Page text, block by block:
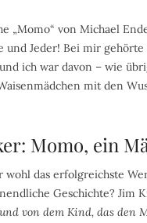
„Momo“ von Michael
Jeder! Bei mir
ich war davon – wie
mit den
Momo, ein
wohl das erfolgreichste
Geschichte? Jim
von dem Kind, das den